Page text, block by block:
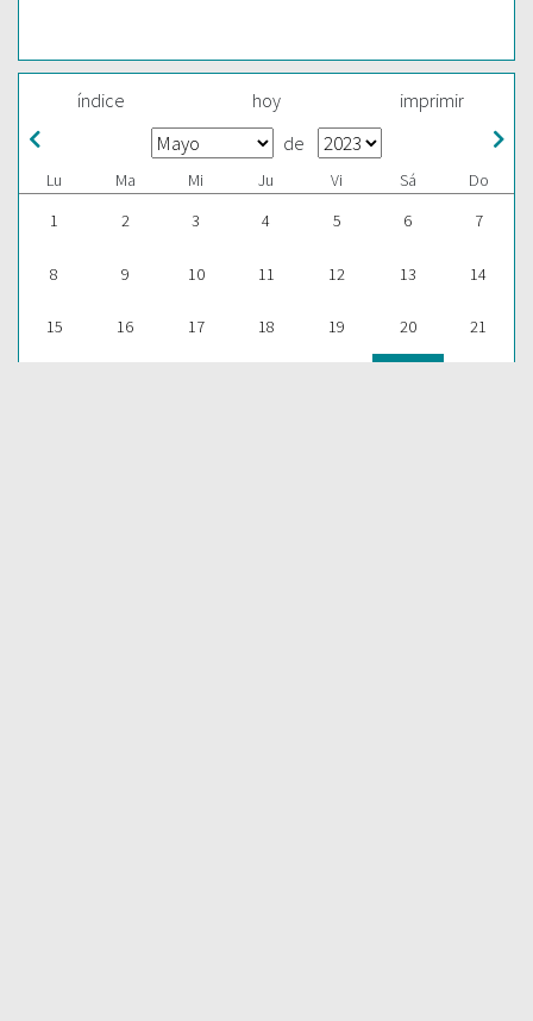
índice hoy imprimir
de
Lu Ma Mi Ju Vi Sá
Do
1
2 3 4 5 6 7
8 9 10 11 12 13 14
15 16 17 18 19 20 21